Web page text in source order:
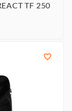
TF 250
